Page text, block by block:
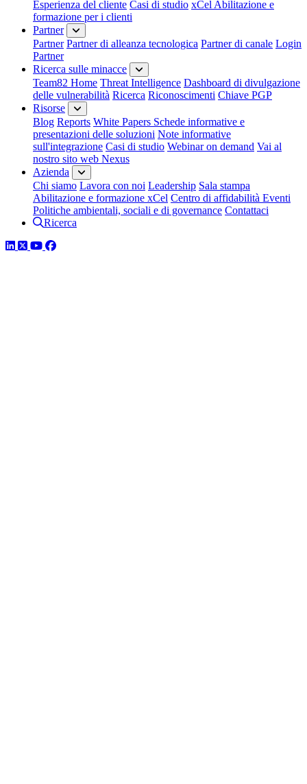
Esperienza del cliente Casi di studio xCel Abilitazione e
formazione per i clienti
Partner
Partner Partner di alleanza tecnologica Partner di canale Login
Partner
Ricerca sulle minacce
Team82 Home Threat Intelligence Dashboard di divulgazione
delle vulnerabilità Ricerca Riconoscimenti Chiave PGP
Risorse
Blog Reports White Papers Schede informative e
presentazioni delle soluzioni Note informative
sull'integrazione Casi di studio Webinar on demand Vai al
nostro sito web Nexus
Azienda
Chi siamo Lavora con noi Leadership Sala stampa
Abilitazione e formazione xCel Centro di affidabilità Eventi
Politiche ambientali, sociali e di governance Contattaci
Ricerca
LinkedIn
TwitterYouTube
Facebook